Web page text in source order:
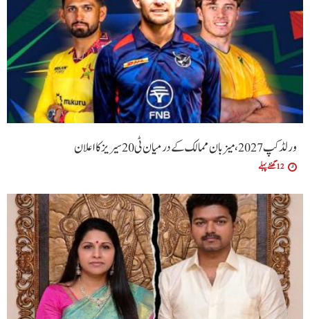
ورلڈ کپ 2027، میزبان ممالک کے درمیان ٹی20 سیریز کا اعلان
12 گھنٹے پہلے